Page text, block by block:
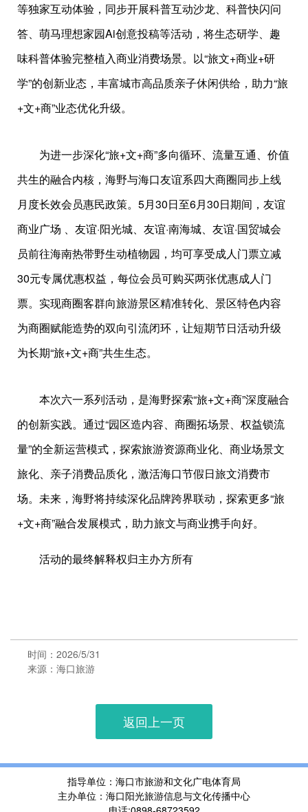
等独家互动体验，同步开展科普互动沙龙、科普快闪问
答、萌马理想家园Ai创意投稿等活动，将生态研学、趣
味科普体验完整植入商业消费场景。以“旅文+商业+研
学”的创新业态，丰富城市高品质亲子休闲供给，助力“旅
+文+商”业态优化升级。
为进一步深化“旅+文+商”多向循环、流量互通、价值
共生的融合内核，海野与海口友谊系四大商圈同步上线
月度长效会员惠民政策。5月30日至6月30日期间，友谊
商业广场 、友谊·阳光城、友谊·南海城、友谊·国贸城会
员前往海南热带野生动植物园，均可享受成人门票立减
30元专属优惠权益，每位会员可购买两张优惠成人门
票。实现商圈客群向旅游景区精准转化、景区特色内容
为商圈赋能造势的双向引流闭环，让短期节日活动升级
为长期“旅+文+商”共生生态。
本次六一系列活动，是海野探索“旅+文+商”深度融合
的创新实践。通过“园区造内容、商圈拓场景、权益锁流
量”的全新运营模式，探索旅游资源商业化、商业场景文
旅化、亲子消费品质化，激活海口节假日旅文消费市
场。未来，海野将持续深化品牌跨界联动，探索更多“旅
+文+商”融合发展模式，助力旅文与商业携手向好。
活动的最终解释权归主办方所有
时间：2026/5/31
来源：海口旅游
返回上一页
指导单位：海口市旅游和文化广电体育局
主办单位：海口阳光旅游信息与文化传播中心